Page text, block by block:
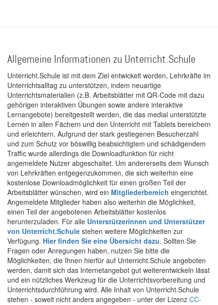
Allgemeine Informationen zu Unterricht.Schule
Unterricht.Schule ist mit dem Ziel entwickelt worden, Lehrkräfte im
Unterrichtsalltag zu unterstützen, indem neuartige
Unterrichtsmaterialien (z.B. Arbeitsblätter mit QR-Code mit dazu
gehörigen interaktiven Übungen sowie andere interaktive
Lernangebote) bereitgestellt werden, die das medial unterstützte
Lernen in allen Fächern und den Unterricht mit Tablets bereichern
und erleichtern. Aufgrund der stark gestiegenen Besucherzahl
und zum Schutz vor böswillig beabsichtigtem und schädigendem
Traffic wurde allerdings die Downloadfunktion für nicht
angemeldete Nutzer abgeschaltet. Um andererseits dem Wunsch
von Lehrkräften entgegenzukommen, die sich weiterhin eine
kostenlose Downloadmöglichkeit für einen großen Teil der
Arbeitsblätter wünschen, wird ein Mitgliederbereich eingerichtet.
Angemeldete Mitglieder haben also weiterhin die Möglichkeit,
einen Teil der angebotenen Arbeitsblätter kostenlos
herunterzuladen. Für alle Unterstützerinnen und Unterstützer
von Unterricht.Schule stehen weitere Möglichkeiten zur
Verfügung. Hier finden Sie eine Übersicht dazu. Sollten Sie
Fragen oder Anregungen haben, nutzen Sie bitte die
Möglichkeiten, die Ihnen hierfür auf Unterricht.Schule angeboten
werden, damit sich das Internetangebot gut weiterentwickeln lässt
und ein nützliches Werkzeug für die Unterrichtsvorbereitung und
Unterrichtsdurchführung wird. Alle Inhalt von Unterricht.Schule
stehen - soweit nicht anders angegeben - unter der Lizenz CC-